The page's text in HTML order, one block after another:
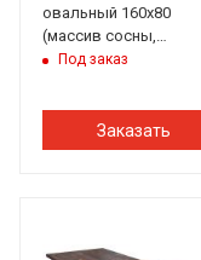
овальный 160х80
(массив сосны,
старение), палисандр,
Под заказ
Заказать